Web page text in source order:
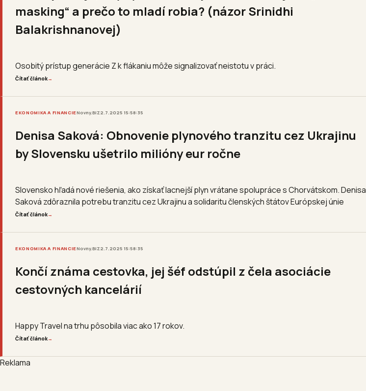
masking“ a prečo to mladí robia? (názor Srinidhi
Balakrishnanovej)
Osobitý prístup generácie Z k flákaniu môže signalizovať neistotu v práci.
Čítať článok→
EKONOMIKA A FINANCIENovny.BIZ2.7.2025 15:58:35
Denisa Saková: Obnovenie plynového tranzitu cez Ukrajinu
by Slovensku ušetrilo milióny eur ročne
Slovensko hľadá nové riešenia, ako získať lacnejší plyn vrátane spolupráce s Chorvátskom. Denisa
Saková zdôraznila potrebu tranzitu cez Ukrajinu a solidaritu členských štátov Európskej únie
Čítať článok→
EKONOMIKA A FINANCIENovny.BIZ2.7.2025 15:58:35
Končí známa cestovka, jej šéf odstúpil z čela asociácie
cestovných kancelárií
Happy Travel na trhu pôsobila viac ako 17 rokov.
Čítať článok→
Reklama